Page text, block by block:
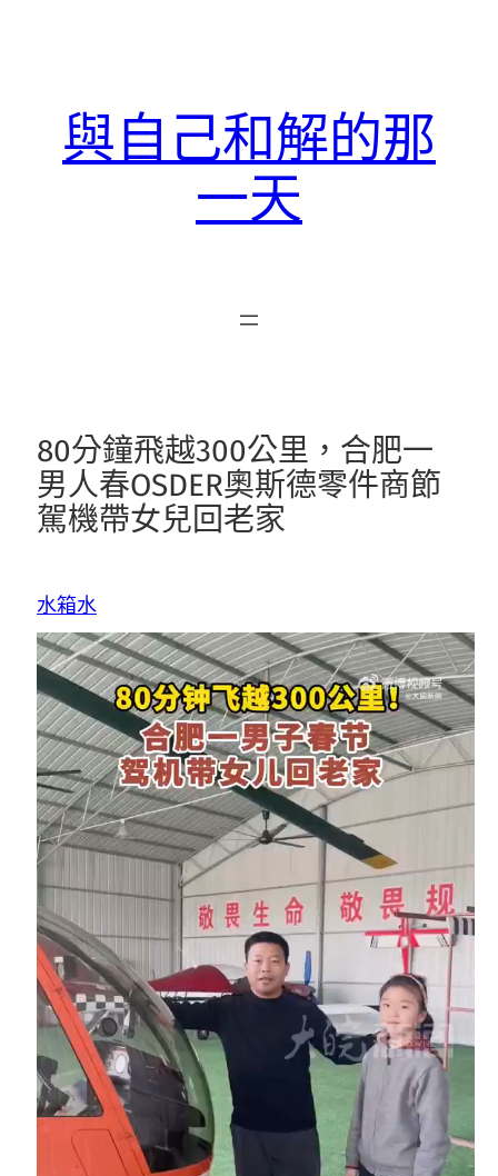
與自己和解的那
一天
80分鐘飛越300公里，合肥一
男人春OSDER奧斯德零件商節
駕機帶女兒回老家
水箱水